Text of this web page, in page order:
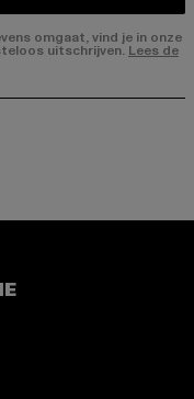
omgaat, vind je in onze
uitschrijven. Lees de